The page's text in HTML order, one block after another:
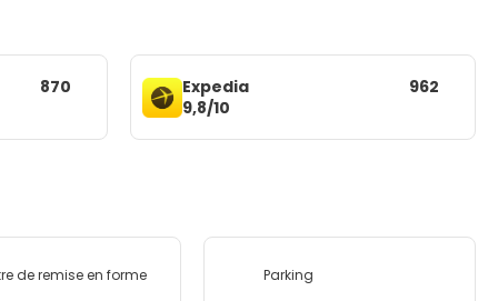
870
Expedia
9,8/10
962
de remise en forme Parking